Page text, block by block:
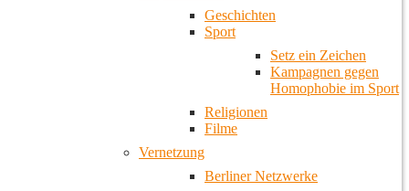
Geschichten
Sport
Setz ein Zeichen
Kampagnen gegen
Homophobie im Sport
Religionen
Filme
Vernetzung
Berliner Netzwerke